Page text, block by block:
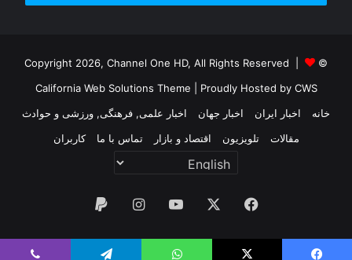
وارد
© Copyright 2026, Channel One HD, All Rights Reserved |
California Web Solutions Theme | Proudly Hosted by CWS
خانه
اخبار ایران اخبار جهان
اخبار علمی, فرهنگی, ورزشی و حوادث
مقالات
تلویزیون اقتصاد و بازار تماس با ما کاربران
فیس
بوک
یوتیوب اینستاگرام